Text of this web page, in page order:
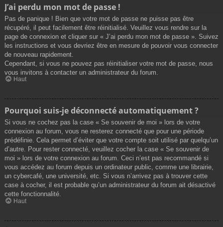
J’ai perdu mon mot de passe !
Pas de panique ! Bien que votre mot de passe ne puisse pas être
récupéré, il peut facilement être réinitialisé. Veuillez vous rendre sur la
page de connexion et cliquer sur « J’ai perdu mon mot de passe ». Suivez
les instructions et vous devriez être en mesure de pouvoir vous connecter
de nouveau rapidement.
Cependant, si vous ne pouvez pas réinitialiser votre mot de passe, nous
vous invitons à contacter un administrateur du forum.
Haut
Pourquoi suis-je déconnecté automatiquement ?
Si vous ne cochez pas la case « Se souvenir de moi » lors de votre
connexion au forum, vous ne resterez connecté que pour une période
prédéfinie. Cela permet d’éviter que votre compte soit utilisé par quelqu’un
d’autre. Pour rester connecté, veuillez cocher la case « Se souvenir de
moi » lors de votre connexion au forum. Ceci n’est pas recommandé si
vous accédez au forum depuis un ordinateur public, comme une librairie,
un cybercafé, une université, etc. Si vous n’arrivez pas à trouver cette
case à cocher, il est probable qu’un administrateur du forum ait désactivé
cette fonctionnalité.
Haut